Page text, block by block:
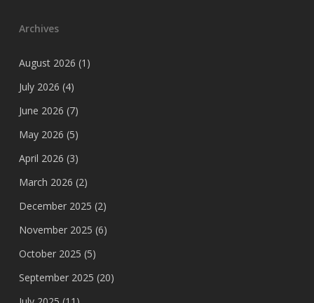
Archives
August 2026 (1)
July 2026 (4)
June 2026 (7)
May 2026 (5)
April 2026 (3)
March 2026 (2)
December 2025 (2)
November 2025 (6)
October 2025 (5)
September 2025 (20)